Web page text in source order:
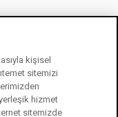
© 2021
kişisel
sitemizi
hizmet
sitemizde